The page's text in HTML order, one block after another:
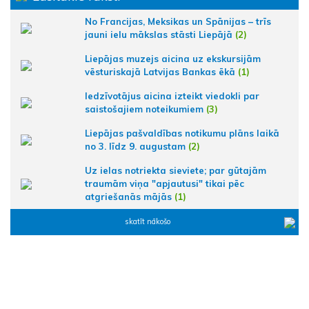
No Francijas, Meksikas un Spānijas – trīs
jauni ielu mākslas stāsti Liepājā (2)
Liepājas muzejs aicina uz ekskursijām
vēsturiskajā Latvijas Bankas ēkā (1)
Iedzīvotājus aicina izteikt viedokli par
saistošajiem noteikumiem (3)
Liepājas pašvaldības notikumu plāns laikā
no 3. līdz 9. augustam (2)
Uz ielas notriekta sieviete; par gūtajām
traumām viņa "apjautusi" tikai pēc
atgriešanās mājās (1)
skatīt nākošo